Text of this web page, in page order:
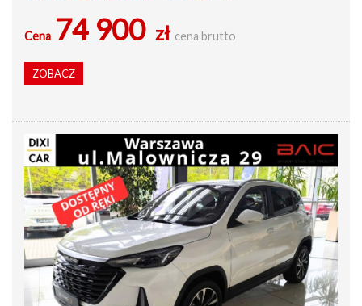
Cena 74 900 zł cena brutto
ZOBACZ